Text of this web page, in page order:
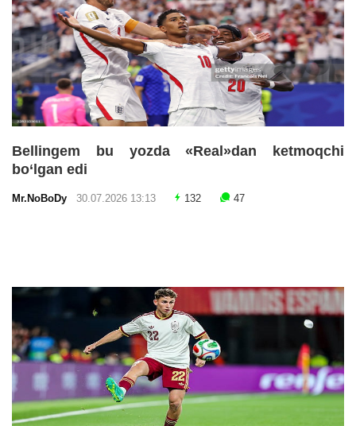
Bellingem bu yozda «Real»dan ketmoqchi
bo‘lgan edi
Mr.NoBoDy 30.07.2026 13:13 132 47